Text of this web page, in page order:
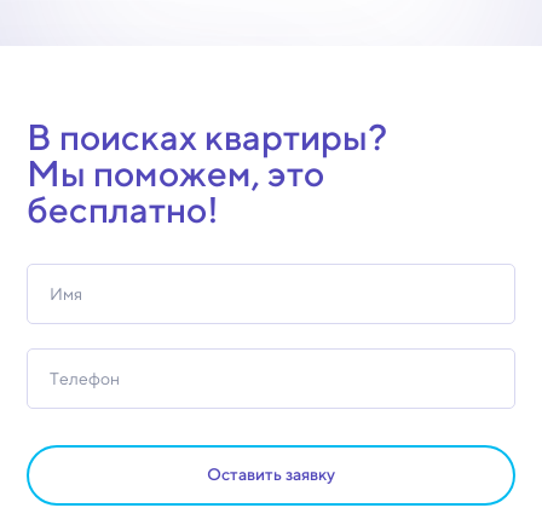
В поисках квартиры?
Мы поможем, это
бесплатно!
Оставить заявку